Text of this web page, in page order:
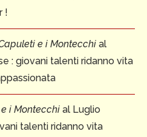
!
e i Montecchi al
: giovani talenti ridanno vita
i Montecchi al Luglio
talenti ridanno vita